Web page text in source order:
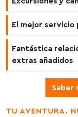
El mejor servicio
Fantástica
extras añadidos
Saber
TU AVENTURA.